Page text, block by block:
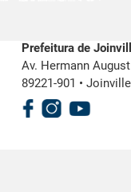
Prefeitura de
Av. Hermann
89221-901 •Joinville